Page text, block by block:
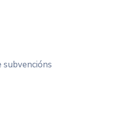
subvencións